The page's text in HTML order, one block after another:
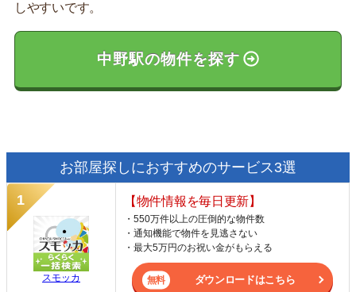
しやすいです。
中野駅の物件を探す
お部屋探しにおすすめのサービス3選
スモッカ
【物件情報を毎日更新】
・550万件以上の圧倒的な物件数
・通知機能で物件を見逃さない
・最大5万円のお祝い金がもらえる
ダウンロードはこちら